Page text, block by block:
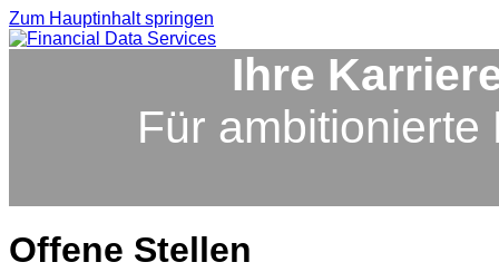
Zum Hauptinhalt springen
Ihre
Für
Offene Stellen